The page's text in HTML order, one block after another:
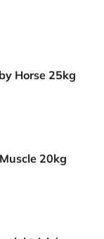
Horse 25kg
20kg